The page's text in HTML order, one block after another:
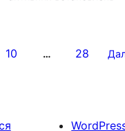
10 … 28